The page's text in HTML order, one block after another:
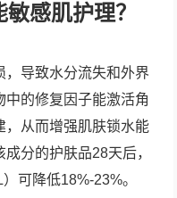
感肌护理？
，导致水分流失和外界
的修复因子能激活角
，从而增强肌肤锁水能
分的护肤品28天后，
可降低18%-23%。